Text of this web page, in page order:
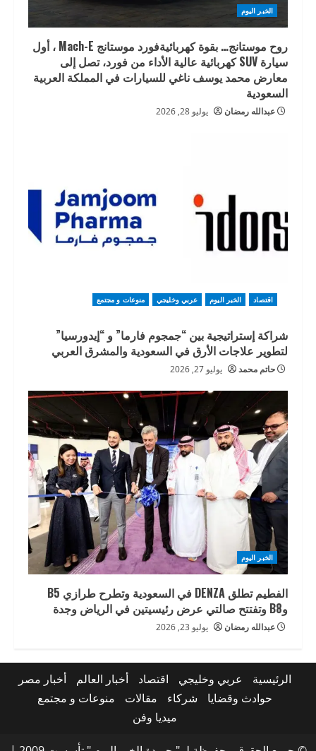
الخبر اليوم
روح موستانج… بقوة كهربائيةفورد موستانج Mach-E ، أول
سيارة SUV كهربائية عالية الأداء من فورد، تصل إلى
معارض محمد يوسف ناغي للسيارات في المملكة العربية
السعودية
عبدالله رمضان يوليو 28, 2026
اقتصاد الخبر اليوم عربي وخليجي منوعات و مجتمع
شراكة إستراتيجية بين “جمجوم فارما” و “إيدورسيا”
لتطوير علاجات الأرق في السعودية والمشرق العربي
حاتم محمد يوليو 27, 2026
الخبر اليوم
الفطيم تطلق DENZA في السعودية وتطرح طرازي B5
وB8 وتفتتح صالتي عرض رئيسيتين في الرياض وجدة
عبدالله رمضان يوليو 23, 2026
الرئيسية عربي وخليجي اقتصاد أخبار العالم
أخبار مصر
حوادث وقضايا
شركاء مقالات
منوعات و مجتمع
ميديا وفن